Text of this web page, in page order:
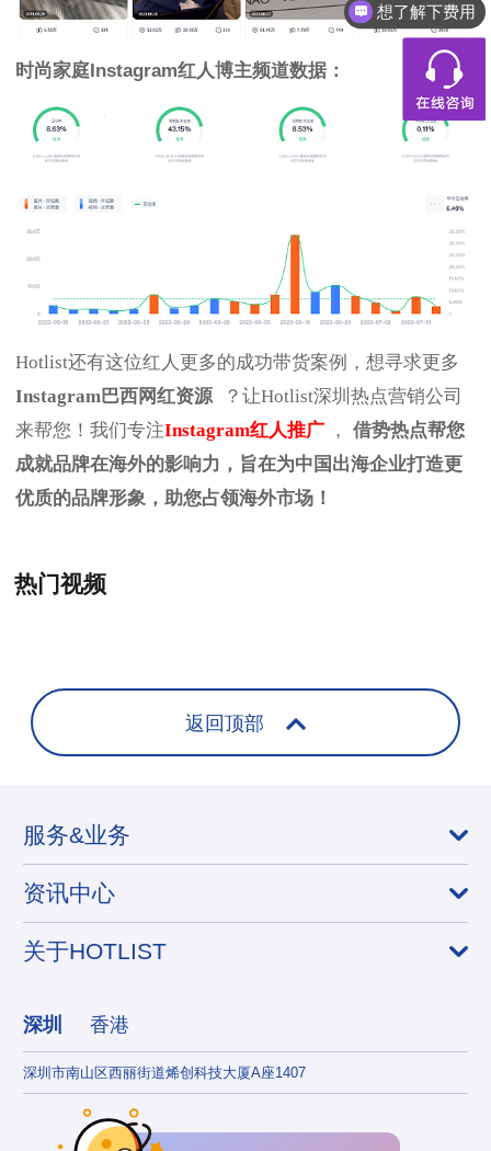
时尚家庭Instagram红人博主频道数据：
Hotlist还有这位红人更多的成功带货案例，想寻求更多
Instagram巴西网红资源
？让Hotlist深圳热点营销公司
来帮您！我们专注Instagram红人推广 ，
借势热点帮您
成就品牌在海外的影响力，旨在为中国出海企业打造更
优质的品牌形象，助您占领海外市场！
热门视频
返回顶部
服务&业务
资讯中心
关于HOTLIST
深圳 香港
深圳市南山区西丽街道烯创科技大厦A座1407
想了解下费用